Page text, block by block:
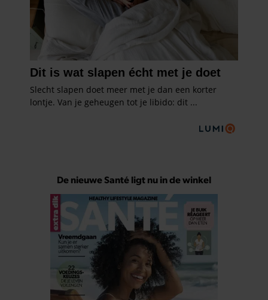
De nieuwe Santé ligt nu in de winkel